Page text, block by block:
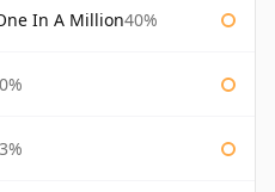
In A Million40%